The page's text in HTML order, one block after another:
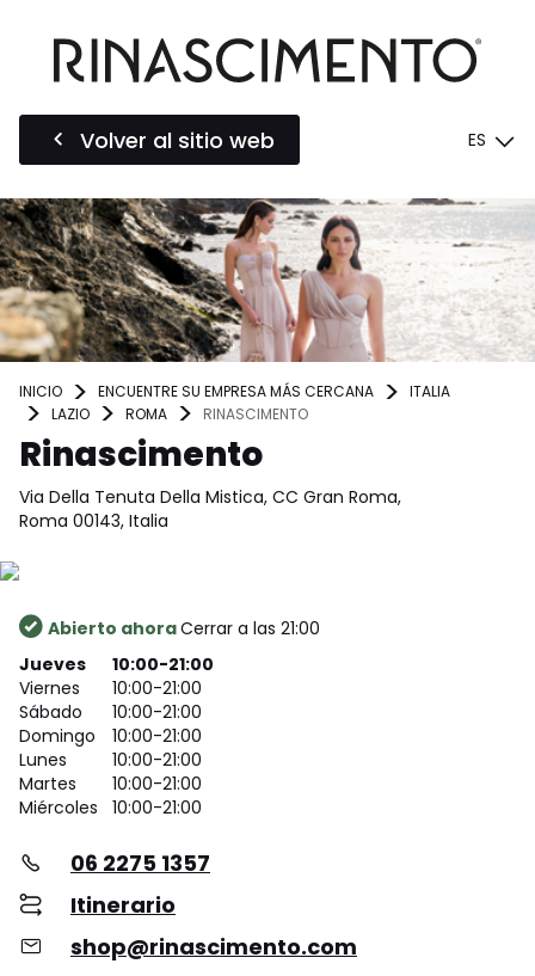
Volver al sitio web ES
INICIO ENCUENTRE SU EMPRESA MÁS CERCANA
ITALIA
LAZIO
ROMA RINASCIMENTO
Rinascimento
Via Della Tenuta Della Mistica, CC Gran Roma,
Roma 00143, Italia
Abierto ahoraCerrar a las 21:00
Jueves
10:00-21:00
Viernes
10:00-21:00
Sábado
10:00-21:00
Domingo
10:00-21:00
Lunes
10:00-21:00
Martes
10:00-21:00
Miércoles
10:00-21:00
06 2275 1357
Itinerario
shop@rinascimento.com